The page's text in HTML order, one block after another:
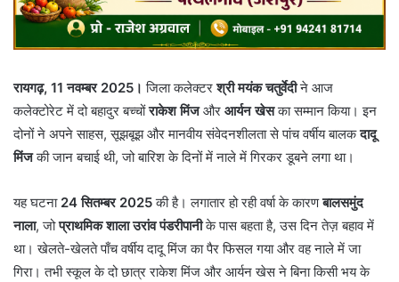
रायगढ़, 11 नवम्बर 2025। जिला कलेक्टरश्री मयंक चतुर्वेदीने आज
कलेक्टोरेट में दो बहादुर बच्चोंराकेश मिंजऔर आर्यन खेसका सम्मान किया। इन
दोनों ने अपने साहस, सूझबूझ और मानवीय संवेदनशीलता से पांच वर्षीय बालकदादू
मिंजकी जान बचाई थी, जो बारिश के दिनों में नाले में गिरकर डूबने लगा था।
यह घटना 24 सितम्बर 2025की है। लगातार हो रही वर्षा के कारणबालसमुंद
नाला, जोप्राथमिक शाला उरांव पंडरीपानीके पास बहता है, उस दिन तेज़ बहाव में
था। खेलते-खेलते पाँच वर्षीय दादू मिंज का पैर फिसल गया और वह नाले में जा
गिरा। तभी स्कूल के दो छात्र राकेश मिंज और आर्यन खेस ने बिना किसी भय के